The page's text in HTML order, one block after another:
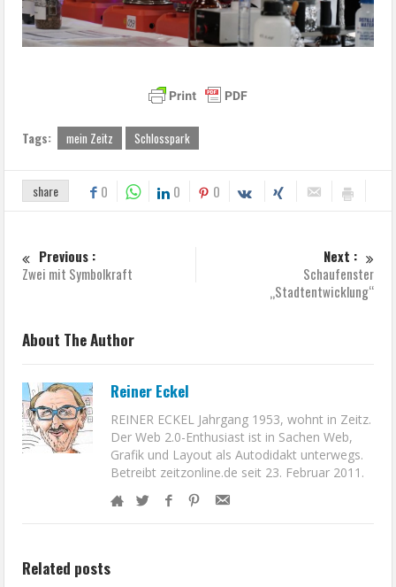
Tags: mein Zeitz Schlosspark
share 0 0 0
Previous :
Zwei mit Symbolkraft
Next :
Schaufenster
„Stadtentwicklung“
About The Author
Reiner Eckel
REINER ECKEL Jahrgang 1953, wohnt in Zeitz.
Der Web 2.0-Enthusiast ist in Sachen Web,
Grafik und Layout als Autodidakt unterwegs.
Betreibt zeitzonline.de seit 23. Februar 2011.
Related posts